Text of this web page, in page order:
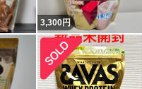
3,300円